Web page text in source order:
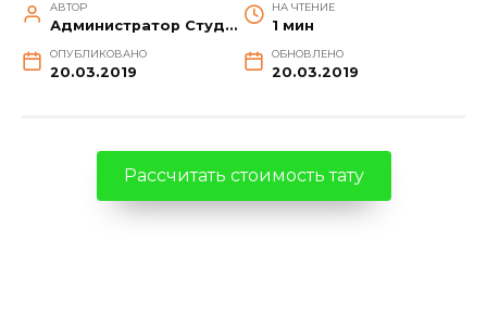
АВТОР
Администратор Студии
НА ЧТЕНИЕ
1 мин
ОПУБЛИКОВАНО
20.03.2019
ОБНОВЛЕНО
20.03.2019
Рассчитать стоимость тату